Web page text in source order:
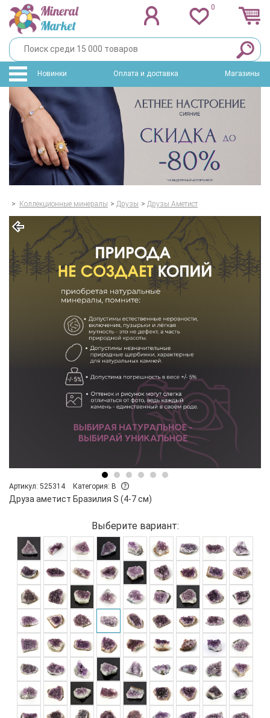
0
Новинки Оплата и доставка Магазины
> Коллекционные минералы > Друзы > Друзы Аметист
Артикул: 525314 Категория: B
Друза аметист Бразилия S (4-7 см)
Выберите вариант: